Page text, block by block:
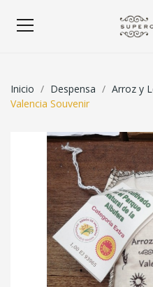
Inicio Despensa Arroz y
Valencia Souvenir